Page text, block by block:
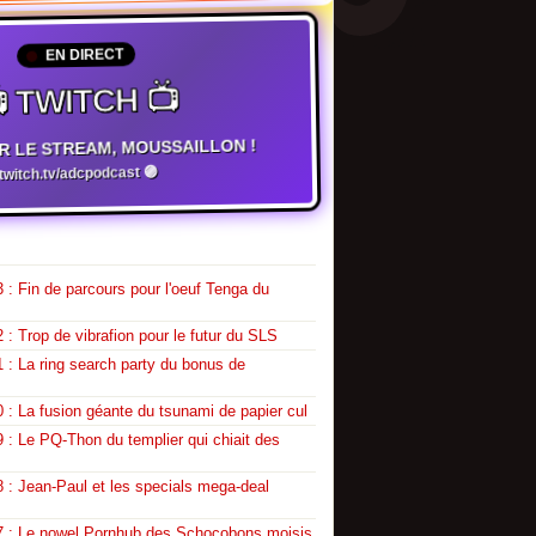
EN DIRECT
TWITCH 📺
LE STREAM, MOUSSAILLON !
adcpodcast 🟣
: Fin de parcours pour l'oeuf Tenga du
: Trop de vibrafion pour le futur du SLS
: La ring search party du bonus de
: La fusion géante du tsunami de papier cul
: Le PQ-Thon du templier qui chiait des
: Jean-Paul et les specials mega-deal